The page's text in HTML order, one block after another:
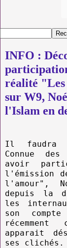
INFO :
réalité
sur W9,
l'Islam en
Il faudra
Connue
avoir
l'émission
l'amour",
depuis la
les
son
apparait
ses clichés.